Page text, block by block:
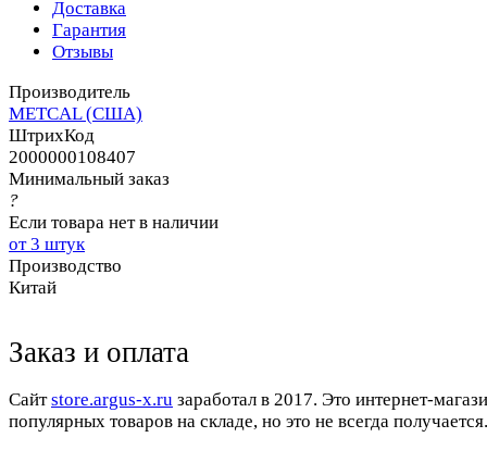
Доставка
Гарантия
Отзывы
Производитель
METCAL (США)
ШтрихКод
2000000108407
Минимальный заказ
?
Если товара нет в наличии
от 3 штук
Производство
Китай
Заказ и оплата
Cайтstore.argus-x.ru заработал в 2017. Это интернет-
популярных товаров на складе, но это не всегда